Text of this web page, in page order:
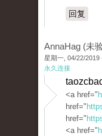
回复
AnnaHag (未
星期一, 04/22/2019
永久连接
<a href="
href="
href="
<a href="